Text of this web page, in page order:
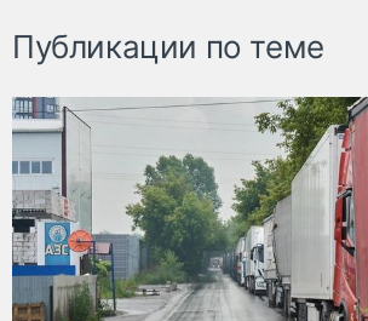
Публикации по теме